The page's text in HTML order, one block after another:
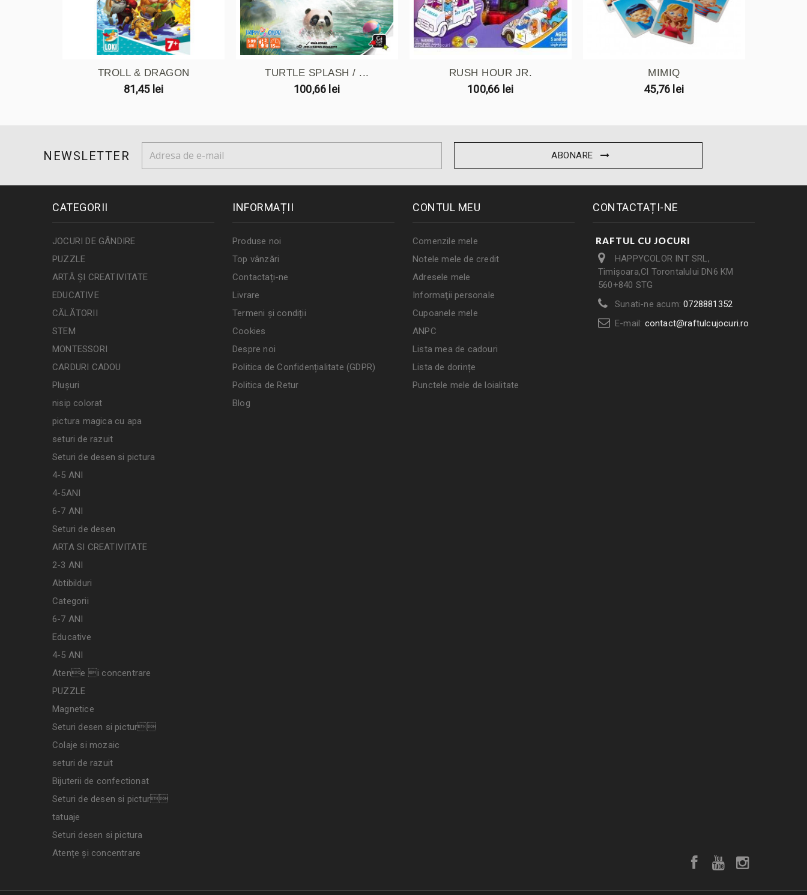
TROLL & DRAGON
81,45 lei
TURTLE SPLASH / ...
100,66 lei
RUSH HOUR JR.
100,66 lei
MIMIQ
45,76 lei
NEWSLETTER ABONARE
CATEGORII
JOCURI DE GÂNDIRE
PUZZLE
ARTĂ ȘI CREATIVITATE
EDUCATIVE
CĂLĂTORII
STEM
MONTESSORI
CARDURI CADOU
Plușuri
nisip colorat
pictura magica cu apa
seturi de razuit
Seturi de desen si pictura
4-5 ANI
4-5ANI
6-7 ANI
Seturi de desen
ARTA SI CREATIVITATE
2-3 ANI
Abtibilduri
Categorii
6-7 ANI
Educative
4-5 ANI
Atene i concentrare
PUZZLE
Magnetice
Seturi desen si pictur
Colaje si mozaic
seturi de razuit
Bijuterii de confectionat
Seturi de desen si pictur
tatuaje
Seturi desen si pictura
Atențe și concentrare
INFORMAȚII
Produse noi
Top vânzări
Contactați-ne
Livrare
Termeni și condiții
Cookies
Despre noi
Politica de Confidențialitate (GDPR)
Politica de Retur
Blog
CONTUL MEU
Comenzile mele
Notele mele de credit
Adresele mele
Informaţii personale
Cupoanele mele
ANPC
Lista mea de cadouri
Lista de dorințe
Punctele mele de loialitate
CONTACTAȚI-NE
RAFTUL CU JOCURI
HAPPYCOLOR INT SRL,
Timișoara,Cl Torontalului DN6 KM
560+840 STG
Sunati-ne acum:0728881352
E-mail: contact@raftulcujocuri.ro